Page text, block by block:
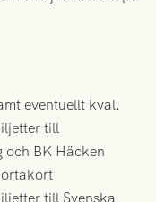
eventuellt kval.
till
BK Häcken
till Svenska